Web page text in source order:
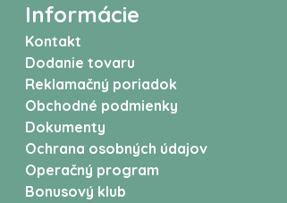
Informácie
Kontakt
Dodanie tovaru
Reklamačný poriadok
Obchodné podmienky
Dokumenty
Ochrana osobných údajov
Operačný program
Bonusový klub